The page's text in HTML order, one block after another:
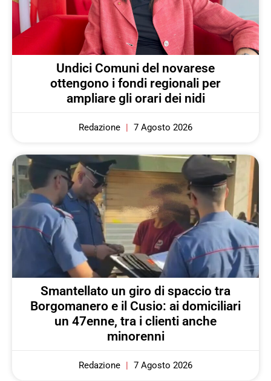
Undici Comuni del novarese
ottengono i fondi regionali per
ampliare gli orari dei nidi
Redazione 7 Agosto 2026
Smantellato un giro di spaccio tra
Borgomanero e il Cusio: ai domiciliari
un 47enne, tra i clienti anche
minorenni
Redazione 7 Agosto 2026